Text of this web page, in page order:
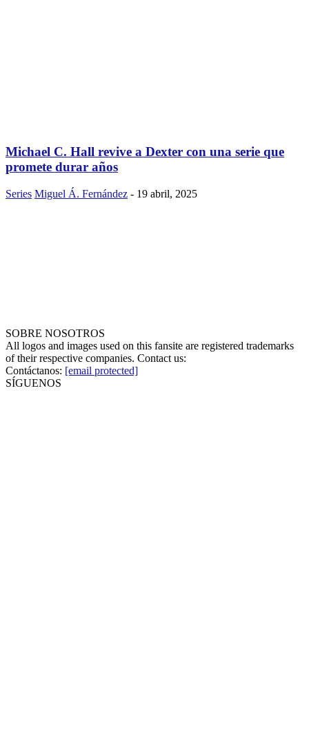
Michael C. Hall revive a Dexter con una serie que
promete durar años
Series Miguel Á. Fernández - 19 abril, 2025
SOBRE NOSOTROS
All logos and images used on this fansite are registered trademarks
of their respective companies. Contact us:
Contáctanos: [email protected]
SÍGUENOS